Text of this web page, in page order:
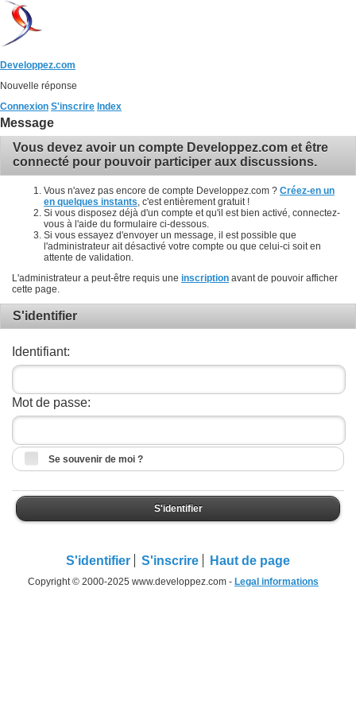
Developpez.com
Nouvelle réponse
Connexion S'inscrire Index
Message
Vous devez avoir un compte Developpez.com et être
connecté pour pouvoir participer aux discussions.
Vous n'avez pas encore de compte Developpez.com ? Créez-en un
en quelques instants , c'est entièrement gratuit !
Si vous disposez déjà d'un compte et qu'il est bien activé, connectez-
vous à l'aide du formulaire ci-dessous.
Si vous essayez d'envoyer un message, il est possible que
l'administrateur ait désactivé votre compte ou que celui-ci soit en
attente de validation.
L'administrateur a peut-être requis une inscription avant de pouvoir afficher
cette page.
S'identifier
Identifiant:
Mot de passe:
Se souvenir de moi ?
S'identifier
S'identifier S'inscrire Haut de page
Copyright © 2000-2025 www.developpez.com - Legal informations